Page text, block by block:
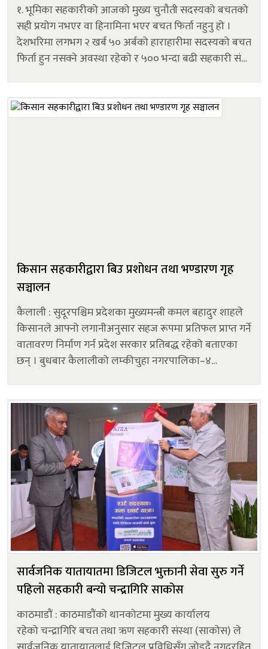
१. भूमिका सहकारीको आजको मुख्य चुनौती सदस्यको बचतको
सही प्रयोग नभएर वा हिनामिना भएर बचत फिर्ता नहुनु हो ।
देशभरिमा लगभग २ खर्ब ५० अर्बको हाराहारीमा सदस्यको बचत
फिर्ता हुन नसक्ने अवस्था रहेको र ५०० भन्दा बढी सहकारी संघ/
किसान सहकारीद्वारा बिउ प्रशोधन तथा भण्डारण गृह
सञ्चालन
कैलाली : सुदूरपश्चिम प्रदेशका मुख्यमन्त्री कमल बहादुर शाहले
किसानले आफ्नो लगानीअनुसार सहज रूपमा प्रतिफल प्राप्त गर्ने
वातावरण निर्माण गर्न प्रदेश सरकार प्रतिबद्ध रहेको बताएका
छन् । बुधबार कैलालीको लम्कीचुहा नगरपालिका–४
सार्वजनिक यातायातमा डिजिटल भुक्तानी सेवा सुरु गर्ने
पहिलो सहकारी बन्यो चन्द्रागिरि साकोस
काठमाडौं : काठमाडौंको थानकोटमा मुख्य कार्यालय
रहेको चन्द्रागिरि बचत तथा ऋण सहकारी संस्था (साकोस) ले